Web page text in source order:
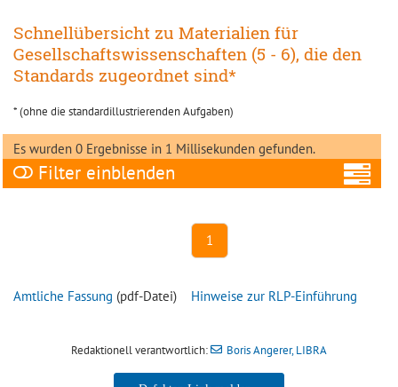
Schnellübersicht zu Materialien für
Gesellschaftswissenschaften (5 - 6), die den
Standards zugeordnet sind*
* (ohne die standardillustrierenden Aufgaben)
Es wurden 0 Ergebnisse in 1 Millisekunden gefunden.
Filter
1
Amtliche Fassung (pdf-Datei) Hinweise zur RLP-Einführung
Redaktionell verantwortlich: Boris Angerer, LIBRA